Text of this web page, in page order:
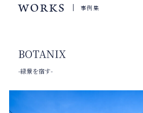
WORKS 事例集
BOTANIX
-緑景を宿す-